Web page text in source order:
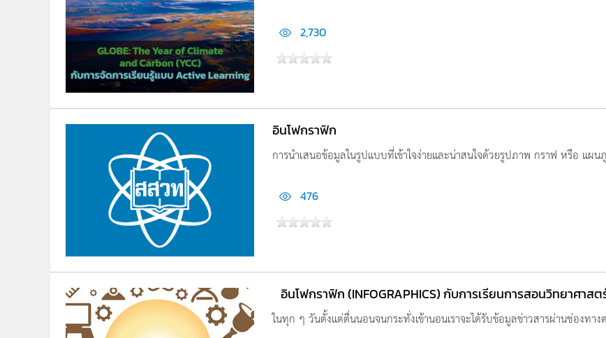
2,730
อินโฟกราฟิก
การนำเสนอข้อมูลในรูปแบบที่เข้าใจง่ายและน่าสนใจด้วยรูปภาพ กราฟ หรือ แผน
476
อินโฟกราฟิก (INFOGRAPHICS) กับการเรียนการสอนวิทยาศาสต
ในทุก ๆ วันตั้งแต่ตื่นนอนจนกระทั่งเข้านอนเราจะได้รับข้อมูลข่าวสารผ่านช่องทา